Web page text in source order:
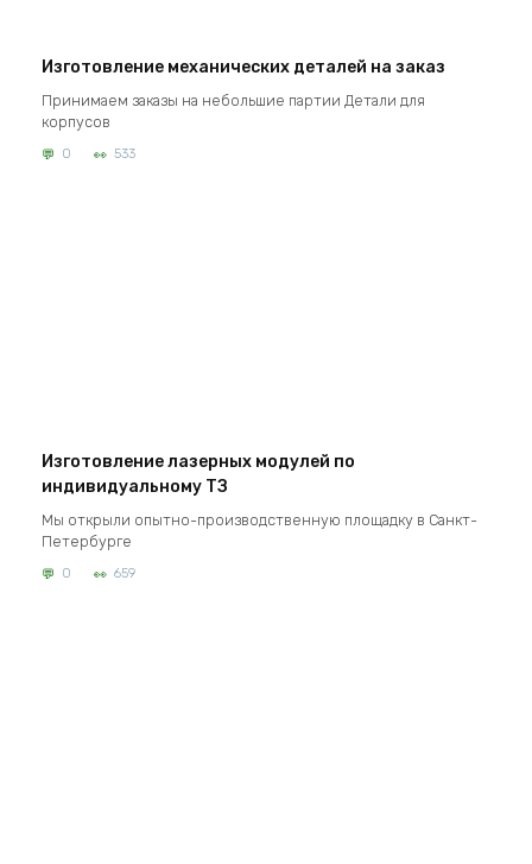
Изготовление механических деталей на заказ
Принимаем заказы на небольшие партии Детали для
корпусов
0 533
Изготовление лазерных модулей по
индивидуальному ТЗ
Мы открыли опытно-производственную площадку в Санкт-
Петербурге
0 659